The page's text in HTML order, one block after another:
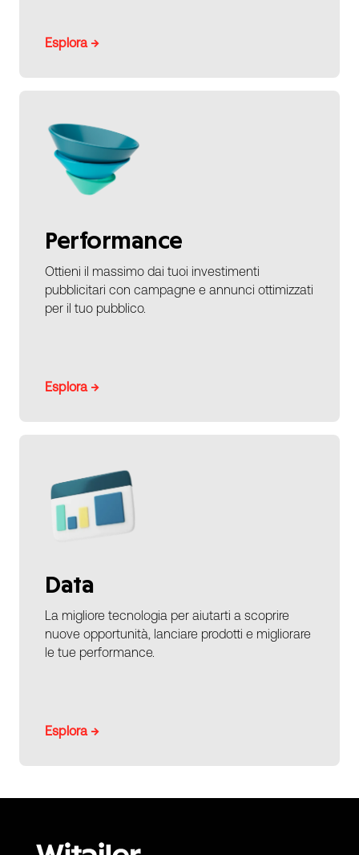
Esplora →
Performance
Ottieni il massimo dai tuoi investimenti
pubblicitari con campagne e annunci ottimizzati
per il tuo pubblico.
Esplora →
Data
La migliore tecnologia per aiutarti a scoprire
nuove opportunità, lanciare prodotti e migliorare
le tue performance.
Esplora →